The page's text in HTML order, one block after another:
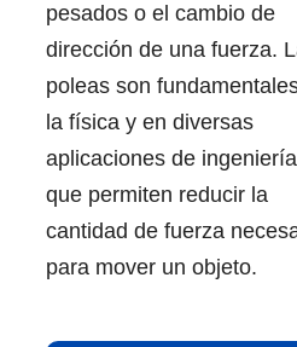
pesados o el cambio de
dirección de una fuerza.
poleas son
la física y en diversas
aplicaciones de
que permiten reducir la
cantidad de fuerza
para mover un objeto.